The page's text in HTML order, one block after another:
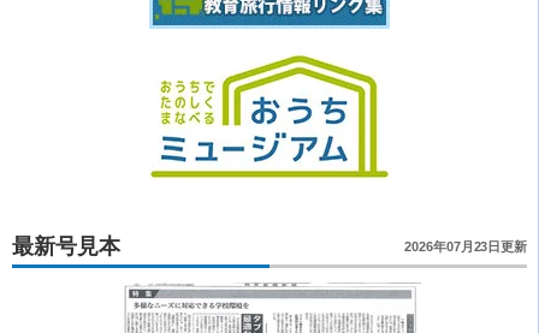
最新号見本 2026年07月23日更新